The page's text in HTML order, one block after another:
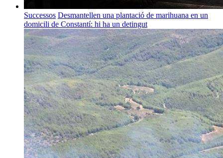
Successos Desmantellen una plantació de marihuana en un
domicili de Constantí: hi ha un detingut